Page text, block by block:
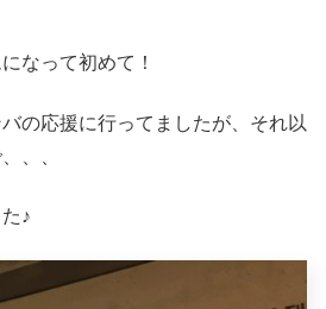
なって初めて！
の応援に行ってましたが、それ以
、、
♪